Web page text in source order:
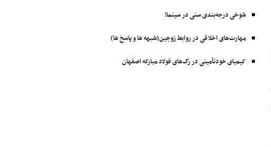
شوخی درجه‌بندی سنی در سینما!
مهارت‌های اخلاقی در روابط زوجین(شبهه ها و پاسخ ها)
کیمیای خودتأمینی در رگ‌های فولاد مبارکه اصفهان